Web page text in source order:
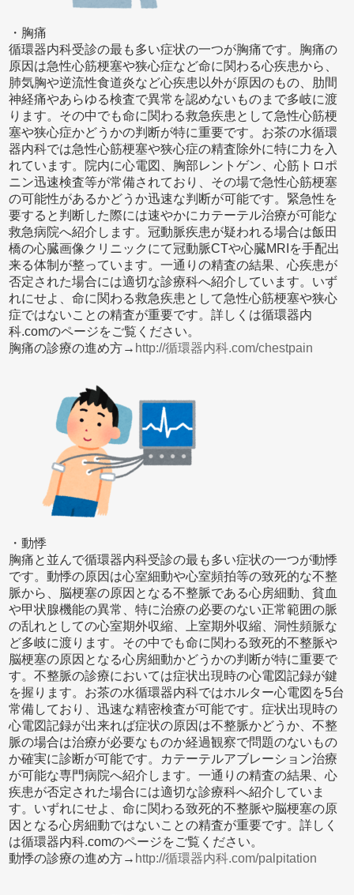
・胸痛
循環器内科受診の最も多い症状の一つが胸痛です。胸痛の
原因は急性心筋梗塞や狭心症など命に関わる心疾患から、
肺気胸や逆流性食道炎など心疾患以外が原因のもの、肋間
神経痛やあらゆる検査で異常を認めないものまで多岐に渡
ります。その中でも命に関わる救急疾患として急性心筋梗
塞や狭心症かどうかの判断が特に重要です。お茶の水循環
器内科では急性心筋梗塞や狭心症の精査除外に特に力を入
れています。院内に心電図、胸部レントゲン、心筋トロポ
ニン迅速検査等が常備されており、その場で急性心筋梗塞
の可能性があるかどうか迅速な判断が可能です。緊急性を
要すると判断した際には速やかにカテーテル治療が可能な
救急病院へ紹介します。冠動脈疾患が疑われる場合は飯田
橋の心臓画像クリニックにて冠動脈CTや心臓MRIを手配出
来る体制が整っています。一通りの精査の結果、心疾患が
否定された場合には適切な診療科へ紹介しています。いず
れにせよ、命に関わる救急疾患として急性心筋梗塞や狭心
症ではないことの精査が重要です。詳しくは循環器内
科.comのページをご覧ください。
胸痛の診療の進め方→ http://循環器内科.com/chestpain
・動悸
胸痛と並んで循環器内科受診の最も多い症状の一つが動悸
です。動悸の原因は心室細動や心室頻拍等の致死的な不整
脈から、脳梗塞の原因となる不整脈である心房細動、貧血
や甲状腺機能の異常、特に治療の必要のない正常範囲の脈
の乱れとしての心室期外収縮、上室期外収縮、洞性頻脈な
ど多岐に渡ります。その中でも命に関わる致死的不整脈や
脳梗塞の原因となる心房細動かどうかの判断が特に重要で
す。不整脈の診療においては症状出現時の心電図記録が鍵
を握ります。お茶の水循環器内科ではホルター心電図を5台
常備しており、迅速な精密検査が可能です。症状出現時の
心電図記録が出来れば症状の原因は不整脈かどうか、不整
脈の場合は治療が必要なものか経過観察で問題のないもの
か確実に診断が可能です。カテーテルアブレーション治療
が可能な専門病院へ紹介します。一通りの精査の結果、心
疾患が否定された場合には適切な診療科へ紹介していま
す。いずれにせよ、命に関わる致死的不整脈や脳梗塞の原
因となる心房細動ではないことの精査が重要です。詳しく
は循環器内科.comのページをご覧ください。
動悸の診療の進め方→ http://循環器内科.com/palpitation